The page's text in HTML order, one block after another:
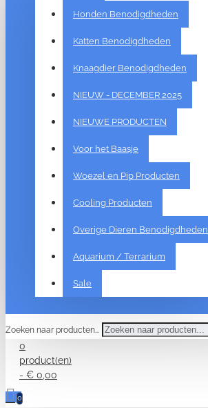
Honden Benodigdheden
Katten Benodigdheden
Knaagdier Benodigdheden
NIEUW - DECEMBER 2025
NIEUWE PRODUCTEN
Voor het Baasje
Woezel en Pip Producten
Cooling Producten
Overige Dieren Benodigdheden
Aquarium / Terrarium
Sale
Zoeken naar producten...
0
product(en)
- € 0,00
0